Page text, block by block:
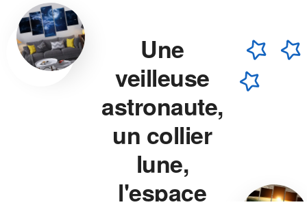
Une
veilleuse
astronaute,
un collier
lune,
l'espace